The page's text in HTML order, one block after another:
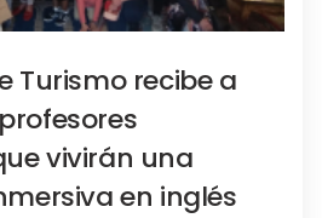
Turismo recibe a
vivirán una
en inglés